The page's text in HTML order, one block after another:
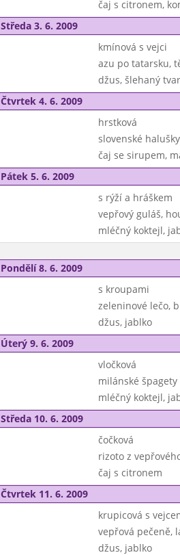
čaj s citronem,
Středa 3. 6. 2009
kmínová s vejci
azu po tatarsku,
džus, šlehaný
Čtvrtek 4. 6. 2009
hrstková
slovenské
čaj se sirupem,
Pátek 5. 6. 2009
s rýží a hráškem
vepřový guláš,
mléčný koktejl,
Pondělí 8. 6. 2009
s kroupami
zeleninové lečo,
džus, jablko
Úterý 9. 6. 2009
vločková
milánské špagety
mléčný koktejl,
Středa 10. 6. 2009
čočková
rizoto z
čaj s citronem
Čtvrtek 11. 6. 2009
krupicová s
vepřová pečeně,
džus, jablko